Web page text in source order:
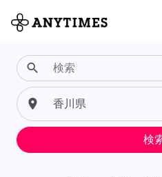
search
place
検